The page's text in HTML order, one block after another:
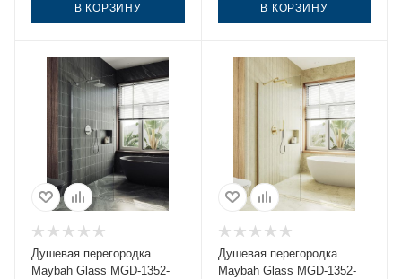
В КОРЗИНУ В КОРЗИНУ
Душевая перегородка
Maybah Glass MGD-1352-
Душевая перегородка
Maybah Glass MGD-1352-